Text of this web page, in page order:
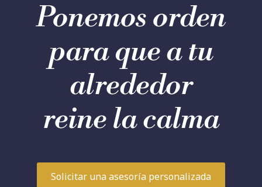
Ponemos orden
para que a tu
alrededor
reine la calma
Solicitar una asesoría personalizada